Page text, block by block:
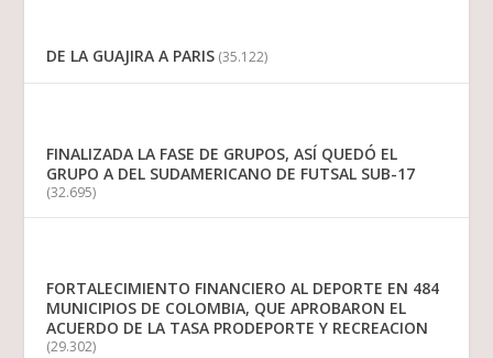
DE LA GUAJIRA A PARIS (35.122)
FINALIZADA LA FASE DE GRUPOS, ASÍ QUEDÓ EL
GRUPO A DEL SUDAMERICANO DE FUTSAL SUB-17
(32.695)
FORTALECIMIENTO FINANCIERO AL DEPORTE EN 484
MUNICIPIOS DE COLOMBIA, QUE APROBARON EL
ACUERDO DE LA TASA PRODEPORTE Y RECREACION
(29.302)